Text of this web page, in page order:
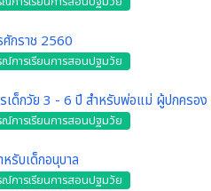
กราช 2560
การเรียนการสอนปฐมวัย
เด็กวัย 3 - 6 ปี สำหรับพ่อแม่ ผู้ปกครอง
การเรียนการสอนปฐมวัย
รับเด็กอนุบาล
การเรียนการสอนปฐมวัย